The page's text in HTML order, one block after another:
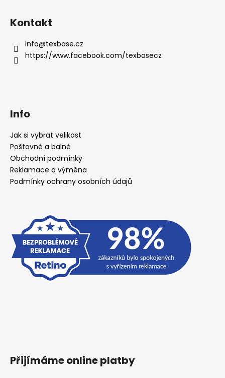
Kontakt
info@texbase.cz
https://www.facebook.com/texbasecz
Info
Jak si vybrat velikost
Poštovné a balné
Obchodní podmínky
Reklamace a výměna
Podmínky ochrany osobních údajů
Přijímáme online platby